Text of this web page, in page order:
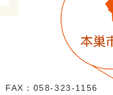
FAX：058-323-1156